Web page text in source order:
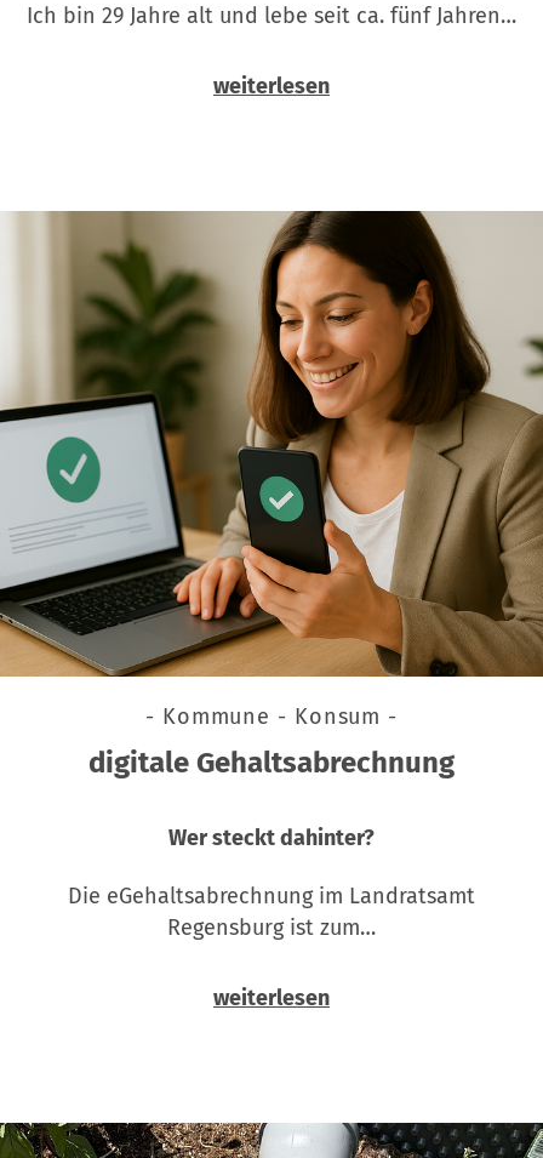
Ich bin 29 Jahre alt und lebe seit ca. fünf Jahren…
weiterlesen
- Kommune - Konsum -
digitale Gehaltsabrechnung
Wer steckt dahinter?
Die eGehaltsabrechnung im Landratsamt
Regensburg ist zum…
weiterlesen